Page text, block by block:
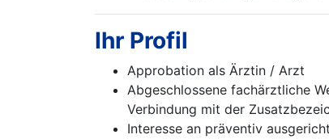
Ihr Profil
Approbation als Ärztin / Arzt
Abgeschlossene fachärztliche
Verbindung mit der
Interesse an präventiv